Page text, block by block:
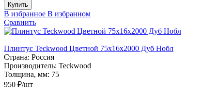
Купить
В избранное В избранном
Сравнить
Плинтус Teckwood Цветной 75х16х2000 Дуб Нобл
Страна: Россия
Производитель: Teckwood
Толщина, мм: 75
950 ₽/шт